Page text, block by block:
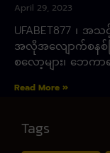
April 29, 2023
UFABET877 ၊
အလိုအလျောက်စနစ်ဖ
စလော့များ၊ ဘေ
Read More »
Tags